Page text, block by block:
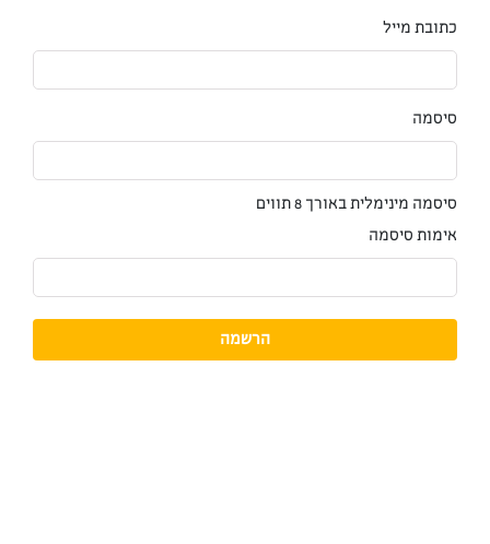
כתובת מייל
סיסמה
סיסמה מינימלית באורך 8 תווים
אימות סיסמה